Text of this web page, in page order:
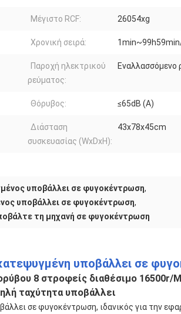
Μέγιστο RCF: 26054xg
Χρονική σειρά:
Παροχή ηλεκτρικού
ρεύματος:
Εναλλασσόμενο
Θόρυβος: ≤65dB (Α)
Διάσταση
συσκευασίας (WxDxH):
43x78x45cm
υποβάλλει σε φυγοκέντρωση,
υποβάλλει σε φυγοκέντρωση,
τη μηχανή σε φυγοκέντρωση
υποβάλλει σε
8 στροφείς διαθέσιμο 16500r/
ταχύτητα υποβάλλει
σε φυγοκέντρωση, ιδανικός για την